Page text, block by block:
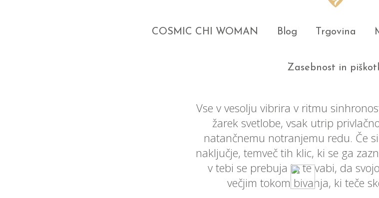
COSMIC CHI WOMAN Blog Trgovina
Zasebnost in
Vse v vesolju vibrira v ritmu
žarek svetlobe, vsak utrip
natančnemu notranjemu redu. Če
naključje, temveč tih klic, ki se ga
v tebi se prebuja in te vabi, da
večjim tokom bivanja, ki teče